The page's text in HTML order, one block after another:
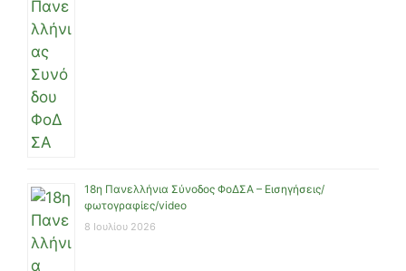
18η Πανελλήνια Σύνοδος ΦοΔΣΑ – Εισηγήσεις/
φωτογραφίες/video
8 Ιουλίου 2026